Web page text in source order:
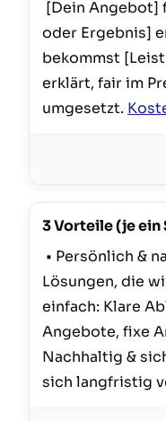
oder Ergebnis]
bekommst
erklärt, fair im
umgesetzt.
3 Vorteile (je ein
Lösungen, die
einfach: Klare
Angebote, fixe
Nachhaltig &
sich langfristig